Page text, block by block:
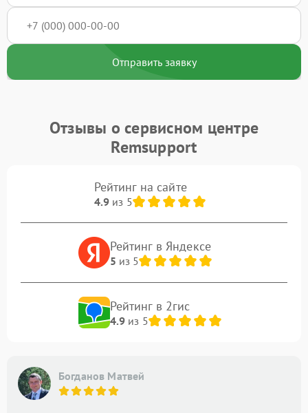
Отправить заявку
Отзывы о сервисном центре
Remsupport
Рейтинг на сайте
4.9из 5
Рейтинг в Яндексе
5 из 5
Рейтинг в 2гис
4.9из 5
Богданов Матвей